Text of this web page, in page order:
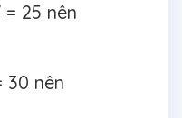
25 nên
30 nên